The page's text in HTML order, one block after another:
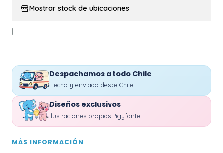
Mostrar stock de ubicaciones
|
Despachamos a todo Chile
Hecho y enviado desde Chile
Diseños exclusivos
Ilustraciones propias Pigyfante
MÁS INFORMACIÓN